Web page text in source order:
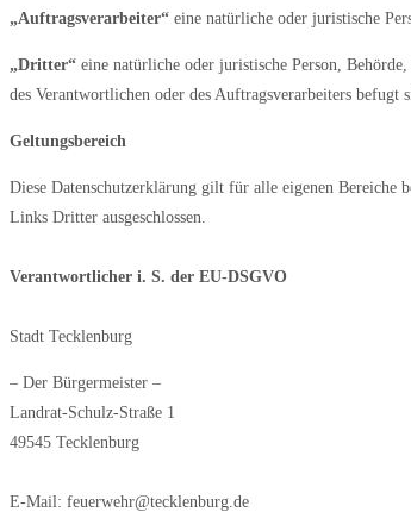
„Auftragsverarbeiter“ eine natürliche oder juristische
„Dritter“ eine natürliche oder juristische Person,
des Verantwortlichen oder des Auftragsverarbeiters befugt
Geltungsbereich
Diese Datenschutzerklärung gilt für alle eigenen Bereiche
Links Dritter ausgeschlossen.
Verantwortlicher i. S. der EU-DSGVO
Stadt Tecklenburg
– Der Bürgermeister –
Landrat-Schulz-Straße 1
49545 Tecklenburg
E-Mail: feuerwehr@tecklenburg.de